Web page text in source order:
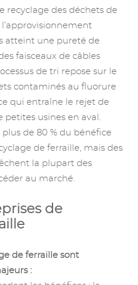
recyclage des déchets de
atteint une pureté de
faisceaux de câbles
de tri repose sur le
contaminés au fluorure
qui entraîne le rejet de
petites usines en aval.
de 80 % du bénéfice
de ferraille, mais des
la plupart des
au marché.
de
de ferraille sont
: